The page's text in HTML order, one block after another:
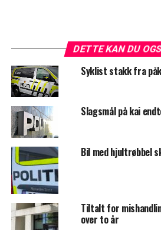
DETTE KAN DU
Syklist stakk fra
Slagsmål på kai
Bil med hjultrøbbel
Tiltalt for
over to år